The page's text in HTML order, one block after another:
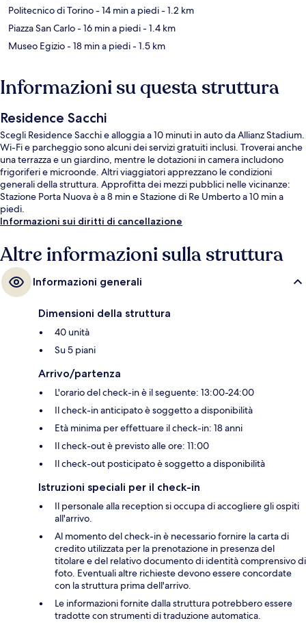
Politecnico di Torino- 14 min a piedi- 1.2 km
Piazza San Carlo- 16 min a piedi- 1.4 km
Museo Egizio- 18 min a piedi- 1.5 km
Informazioni su questa struttura
Residence Sacchi
Scegli Residence Sacchi e alloggia a 10 minuti in auto da Allianz Stadium.
Wi-Fi e parcheggio sono alcuni dei servizi gratuiti inclusi. Troverai anche
una terrazza e un giardino, mentre le dotazioni in camera includono
frigoriferi e microonde. Altri viaggiatori apprezzano le condizioni
generali della struttura. Approfitta dei mezzi pubblici nelle vicinanze:
Stazione Porta Nuova è a 8 min e Stazione di Re Umberto a 10 min a
piedi.
Informazioni sui diritti di cancellazione
Altre informazioni sulla struttura
Informazioni generali
Dimensioni della struttura
40 unità
Su 5 piani
Arrivo/partenza
L'orario del check-in è il seguente: 13:00-24:00
Il check-in anticipato è soggetto a disponibilità
Età minima per effettuare il check-in: 18 anni
Il check-out è previsto alle ore: 11:00
Il check-out posticipato è soggetto a disponibilità
Istruzioni speciali per il check-in
Il personale alla reception si occupa di accogliere gli ospiti
all'arrivo.
Al momento del check-in è necessario fornire la carta di
credito utilizzata per la prenotazione in presenza del
titolare e del relativo documento di identità comprensivo di
foto. Eventuali altre richieste devono essere concordate
con la struttura prima dell'arrivo.
Le informazioni fornite dalla struttura potrebbero essere
tradotte con strumenti di traduzione automatica.